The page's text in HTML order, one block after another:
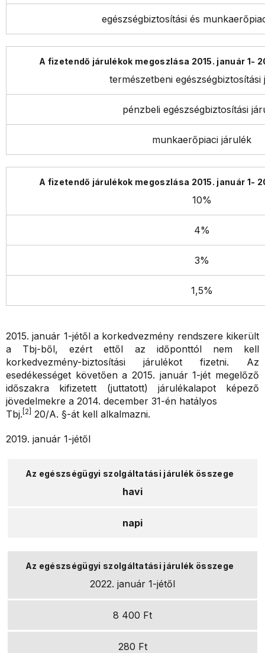
egészségbiztosítási és
természetbeni egészségbiztosítási
pénzbeli egészségbiztosítási
munkaerőpiaci járulék
10%
4%
3%
1,5%
2015. január 1-jétől a korkedvezmény rendszere kikerült
a Tbj-ből, ezért ettől az időponttól nem kell
korkedvezmény-biztosítási járulékot fizetni. Az
esedékességet követően a 2015. január 1-jét megelőző
időszakra kifizetett (juttatott) járulékalapot képező
jövedelmekre a 2014. december 31-én hatályos
Tbj. [2] 20/A. §-át kell alkalmazni.
2019. január 1-jétől
havi
napi
2022. január 1-jétől
8 400 Ft
280 Ft